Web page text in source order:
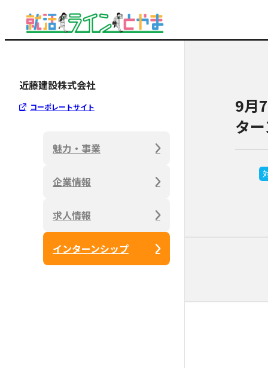
近藤建設株式会社
コーポレートサイト
魅力・事業
企業情報
求人情報
インターンシップ
9月
タ